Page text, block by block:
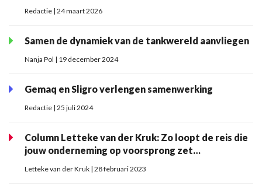
Redactie | 24 maart 2026
Samen de dynamiek van de tankwereld aanvliegen
Nanja Pol | 19 december 2024
Gemaq en Sligro verlengen samenwerking
Redactie | 25 juli 2024
Column Letteke van der Kruk: Zo loopt de reis die
jouw onderneming op voorsprong zet…
Letteke van der Kruk | 28 februari 2023